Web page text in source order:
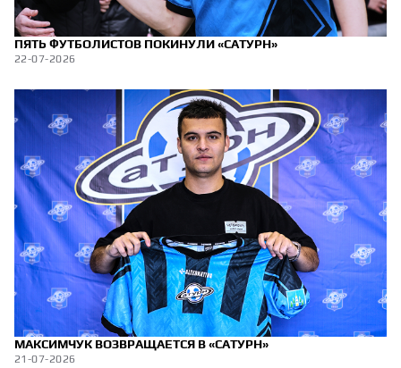
ПЯТЬ ФУТБОЛИСТОВ ПОКИНУЛИ «САТУРН»
22-07-2026
МАКСИМЧУК ВОЗВРАЩАЕТСЯ В «САТУРН»
21-07-2026